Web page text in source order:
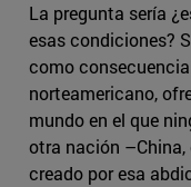
La pregunta sería
esas condiciones?
como
norteamericano,
mundo en el que
otra nación
creado por esa